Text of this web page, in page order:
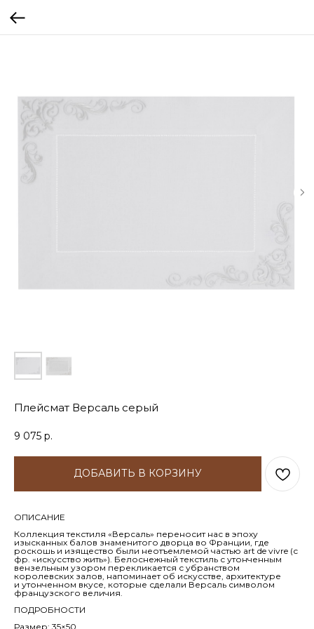
Плейсмат Версаль серый
9 075 р.
ДОБАВИТЬ В КОРЗИНУ
ОПИСАНИЕ
Коллекция текстиля «Версаль» переносит нас в эпоху
изысканных балов знаменитого дворца во Франции, где
роскошь и изящество были неотъемлемой частью art de vivre (с
фр. «искусство жить»). Белоснежный текстиль с утонченным
вензельным узором перекликается с убранством
королевских залов, напоминает об искусстве, архитектуре
и утонченном вкусе, которые сделали Версаль символом
французского величия.
ПОДРОБНОСТИ
Размер: 35×50